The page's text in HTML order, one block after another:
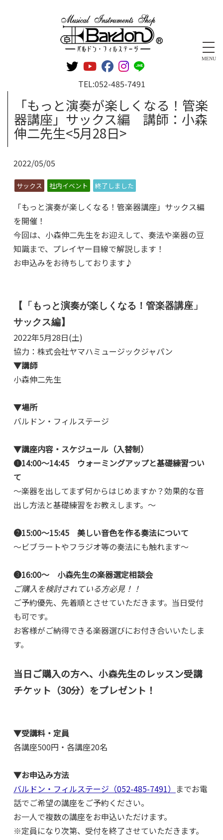
MENU
TEL:052-485-7491
「もっと演奏が楽しくなる！管楽
器講座」サックス編 講師：小森
伸二先生<5月28日>
2022/05/05
サックス 社内イベント 終了しました
「もっと演奏が楽しくなる！管楽器講座」サックス編
を開催！
今回は、小森伸二先生をお迎えして、奏法や楽器の豆
知識まで、プレイヤー目線で解説します！
お申込みをお待ちしております♪
【「もっと演奏が楽しくなる！管楽器講座」
サックス編】
2022年5月28日(土)
協力： 株式会社ヤマハミュージックジャパン
▼講師
小森伸二先生
▼場所
バルドン・フィルステージ
▼講座内容・スケジュール（入替制）
❶14:00～14:45 ウォーミングアップと基礎練習つい
て
～楽器を出してまず何からはじめますか？効果的な音
出し方法と基礎練習をお教えします。～
❷15:00～15:45 美しい音色を作る奏法について
～ビブラートやフラジオ等の奏法にも触れます～
❸16:00～ 小森先生の楽器選定相談会
ご購入を検討されている方必見！！
ご予約優先、先着順とさせていただきます。当日受付
も可です。
お客様がご納得できる楽器選びにお付き合いいたしま
す。
当日ご購入の方へ、小森先生のレッスン受講
チケット（30分）をプレゼント！
▼受講料・定員
各講座500円・各講座20名
▼お申込み方法
バルドン・フィルステージ（052-485-7491） までお電
話でご希望の講座をご予約ください。
お一人で複数の講座をお申込いただけます。
※定員になり次第、受付を終了させていただきます。